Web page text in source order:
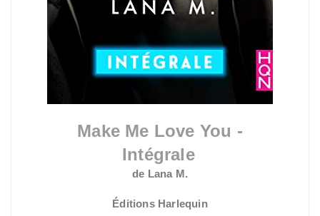
Make Me Love You -
Intégrale
de Lana M.
Éditions Harlequin